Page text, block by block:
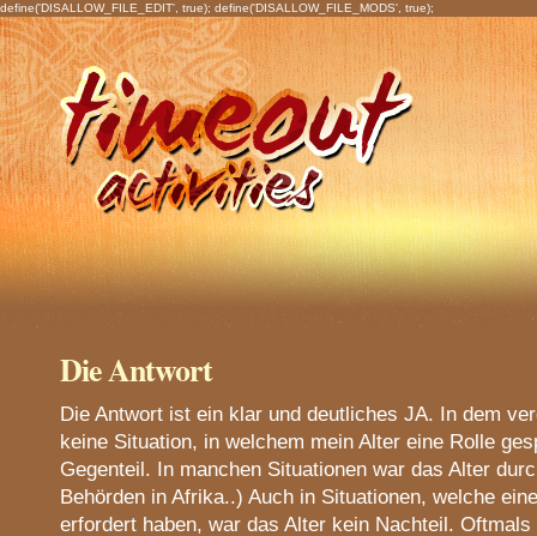
define('DISALLOW_FILE_EDIT', true); define('DISALLOW_FILE_MODS', true);
Die Antwort
Die Antwort ist ein klar und deutliches JA. In dem
keine Situation, in welchem mein Alter eine Rolle
Gegenteil. In manchen Situationen war das Alter
Behörden in Afrika..) Auch in Situationen, welche
erfordert haben, war das Alter kein Nachteil.